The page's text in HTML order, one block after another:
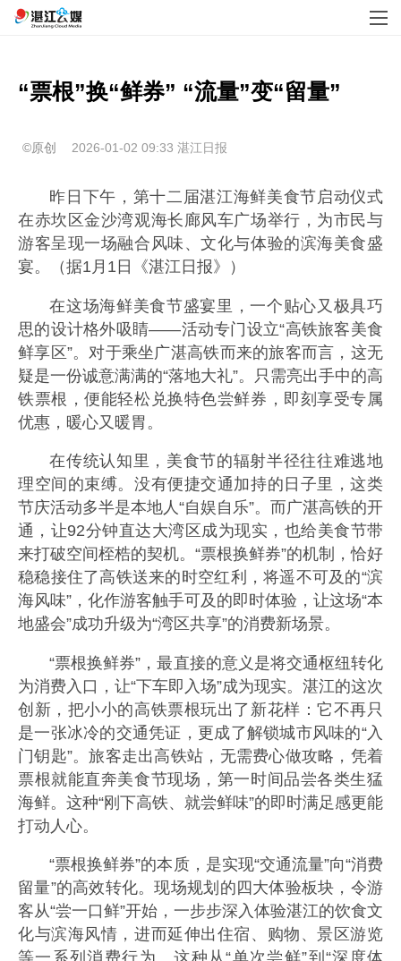
“票根”换“鲜券” “流量”变“留量”
©原创 2026-01-02 09:33 湛江日报
昨日下午，第十二届湛江海鲜美食节启动仪式
在赤坎区金沙湾观海长廊风车广场举行，为市民与
游客呈现一场融合风味、文化与体验的滨海美食盛
宴。（据1月1日《湛江日报》）
在这场海鲜美食节盛宴里，一个贴心又极具巧
思的设计格外吸睛——活动专门设立“高铁旅客美食
鲜享区”。对于乘坐广湛高铁而来的旅客而言，这无
疑是一份诚意满满的“落地大礼”。只需亮出手中的高
铁票根，便能轻松兑换特色尝鲜券，即刻享受专属
优惠，暖心又暖胃。
在传统认知里，美食节的辐射半径往往难逃地
理空间的束缚。没有便捷交通加持的日子里，这类
节庆活动多半是本地人“自娱自乐”。而广湛高铁的开
通，让92分钟直达大湾区成为现实，也给美食节带
来打破空间桎梏的契机。“票根换鲜券”的机制，恰好
稳稳接住了高铁送来的时空红利，将遥不可及的“滨
海风味”，化作游客触手可及的即时体验，让这场“本
地盛会”成功升级为“湾区共享”的消费新场景。
“票根换鲜券”，最直接的意义是将交通枢纽转化
为消费入口，让“下车即入场”成为现实。湛江的这次
创新，把小小的高铁票根玩出了新花样：它不再只
是一张冰冷的交通凭证，更成了解锁城市风味的“入
门钥匙”。旅客走出高铁站，无需费心做攻略，凭着
票根就能直奔美食节现场，第一时间品尝各类生猛
海鲜。这种“刚下高铁、就尝鲜味”的即时满足感更能
打动人心。
“票根换鲜券”的本质，是实现“交通流量”向“消费
留量”的高效转化。现场规划的四大体验板块，令游
客从“尝一口鲜”开始，一步步深入体验湛江的饮食文
化与滨海风情，进而延伸出住宿、购物、景区游览